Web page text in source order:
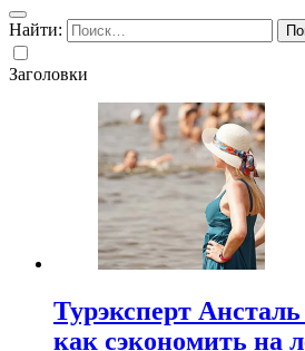
Найти:
Заголовки
Турэксперт Ансталь
как сэкономить на